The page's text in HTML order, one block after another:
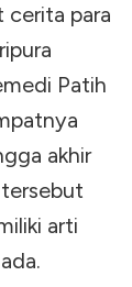
cerita para
Patih
akhir
arti